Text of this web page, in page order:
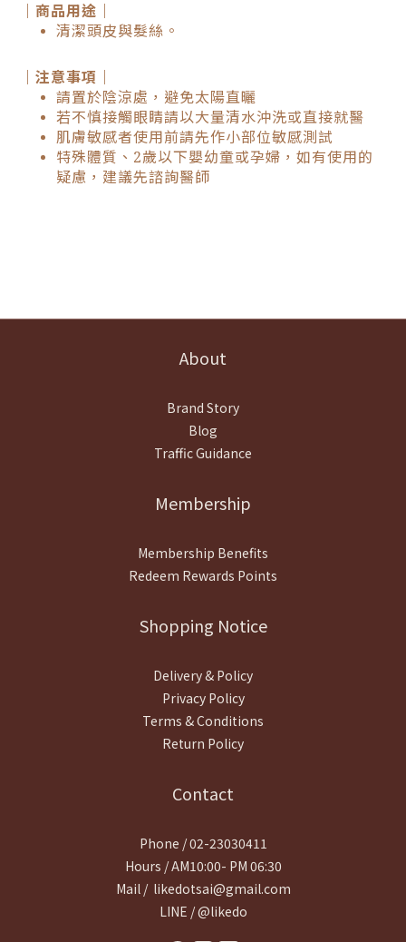
｜商品用途｜
清潔頭皮與髮絲。
｜注意事項｜
請置於陰涼處，避免太陽直曬
若不慎接觸眼睛請以大量清水沖洗或直接就醫
肌膚敏感者使用前請先作小部位敏感測試
特殊體質、2歲以下嬰幼童或孕婦，如有使用的
疑慮，建議先諮詢醫師
About
Brand Story
Blog
Traffic Guidance
Membership
Membership Benefits
Redeem Rewards Points
Shopping Notice
Delivery & Policy
Privacy Policy
Terms & Conditions
Return Policy
Contact
Phone / 02-23030411
Hours / AM10:00- PM 06:30
Mail / likedotsai@gmail.com
LINE / @likedo